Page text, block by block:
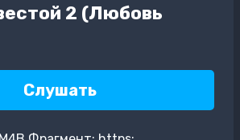
2 (Любовь
Слушать